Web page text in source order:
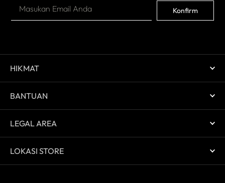
Konfirm
HIKMAT
BANTUAN
LEGAL AREA
LOKASI STORE